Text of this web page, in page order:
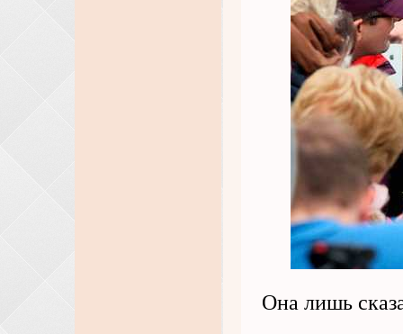
Она лишь